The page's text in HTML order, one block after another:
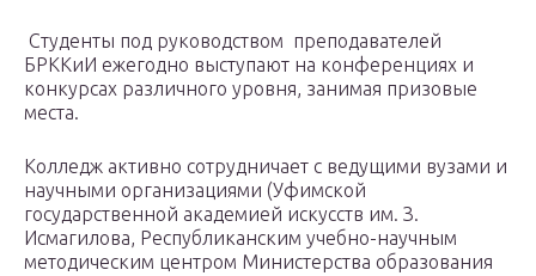
Студенты под руководством преподавателей
БРККиИ ежегодно выступают на конференциях и
конкурсах различного уровня, занимая призовые
места.
Колледж активно сотрудничает с ведущими вузами и
научными организациями (Уфимской
государственной академией искусств им. З.
Исмагилова, Республиканским учебно-научным
методическим центром Министерства образования